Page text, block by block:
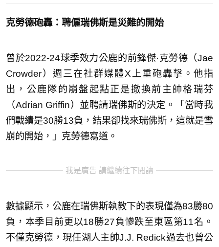
克勞德砲轟：聘僱瑞佛斯是災難的開始
曾於2022-24球季效力公鹿的前鋒傑·克勞德（Jae
Crowder）週三在社群媒體X上重砲轟擊。他指
出，公鹿隊的崩盤起點正是撤換前主帥格瑞芬
（Adrian Griffin）並聘請瑞佛斯的決定。「當時我
們戰績是30勝13負，結果卻找來瑞佛斯，這就是雪
崩的開始，」克勞德寫道。
我是廣告 請繼續往下閱讀
數據顯示，公鹿在瑞佛斯執教下的表現僅為83勝80
負，本季目前更以18勝27負慘跌至東區第11名。
不僅克勞德，現任湖人主帥J.J. Redick過去也曾公